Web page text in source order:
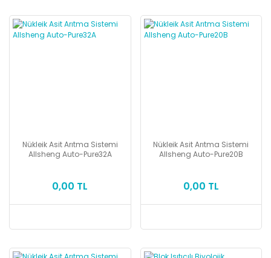
Nükleik Asit Arıtma Sistemi
Allsheng Auto-Pure32A
0,00 TL
Nükleik Asit Arıtma Sistemi
Allsheng Auto-Pure20B
0,00 TL